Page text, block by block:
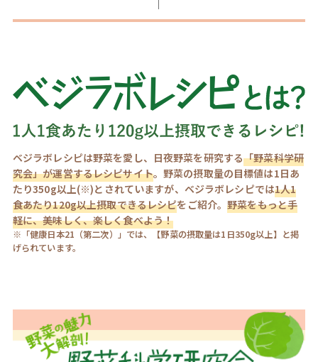
ベジラボレシピは野菜を愛し、日夜野菜を研究する「野菜科学研
究会」が運営するレシピサイト。野菜の摂取量の目標値は1日あ
たり350g以上(※)とされていますが、ベジラボレシピでは1人1
食あたり120g以上摂取できるレシピをご紹介。野菜をもっと手
軽に、美味しく、楽しく食べよう！
※「健康日本21（第二次）」では、【野菜の摂取量は1日350g以上】と掲
げられています。